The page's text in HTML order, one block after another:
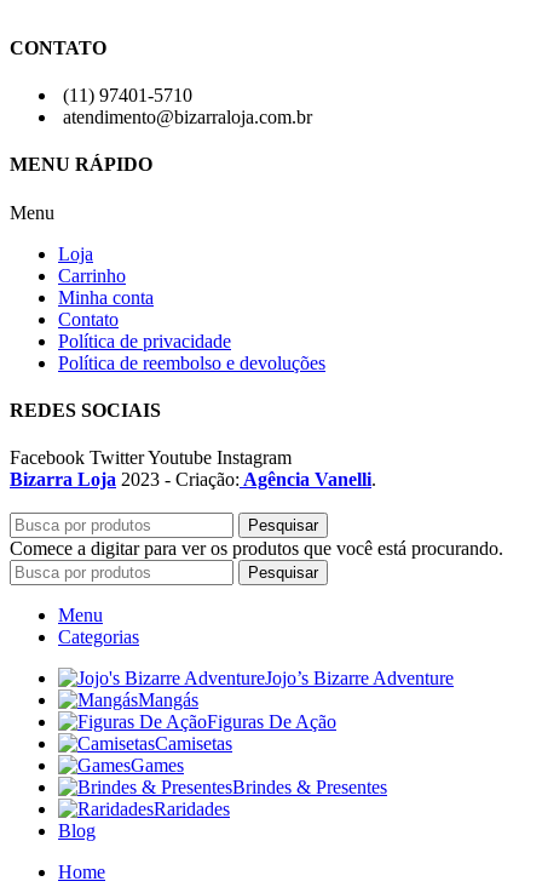
CONTATO
(11) 97401-5710
atendimento@bizarraloja.com.br
MENU RÁPIDO
Menu
Loja
Carrinho
Minha conta
Contato
Política de privacidade
Política de reembolso e devoluções
REDES SOCIAIS
Facebook TwitterYoutube Instagram
Bizarra Loja 2023 - Criação: Agência Vanelli.
Pesquisar
Comece a digitar para ver os produtos que você está procurando.
Pesquisar
Menu
Categorias
Jojo’s Bizarre Adventure
Mangás
Figuras De Ação
Camisetas
Games
Brindes & Presentes
Raridades
Blog
Home